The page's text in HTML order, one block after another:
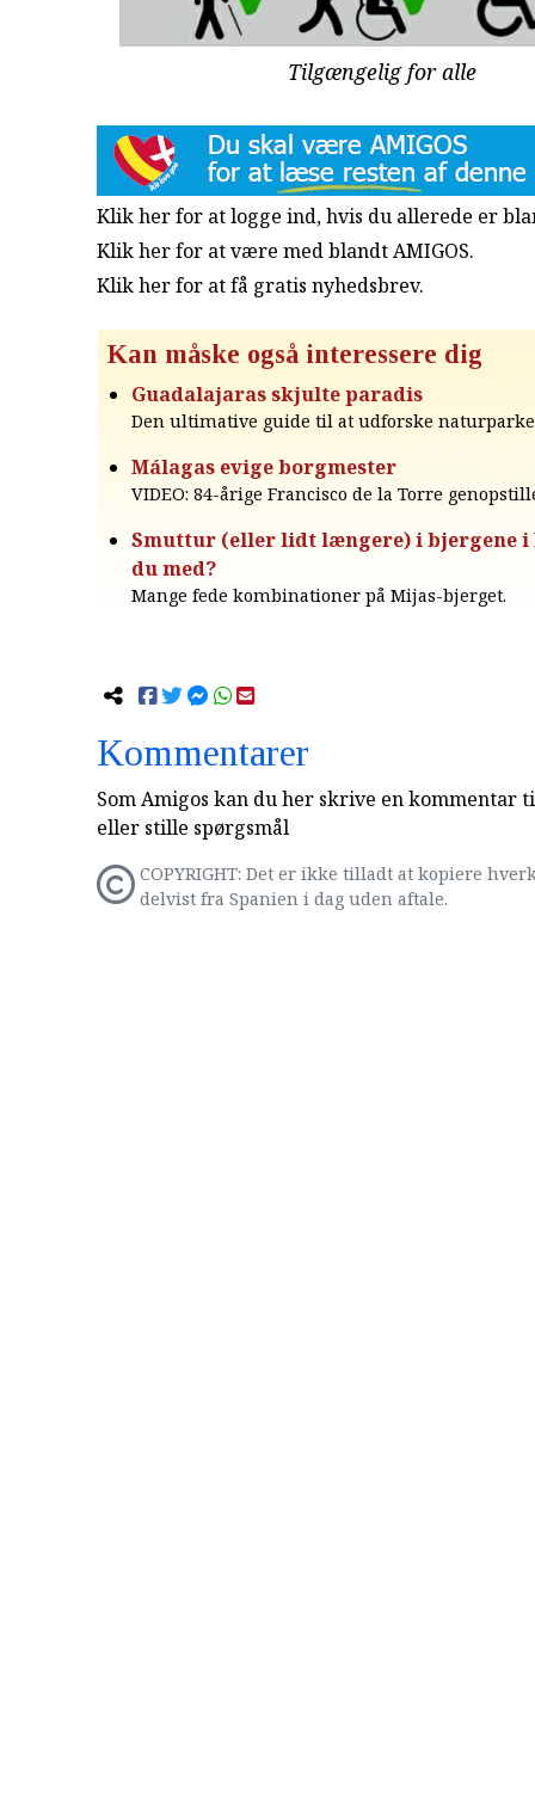
Tilgængelig for alle
Klik her for at logge ind, hvis du allerede er
Klik her for at være med blandt AMIGOS.
Klik her for at få gratis nyhedsbrev.
Kan måske også interessere dig
Guadalajaras skjulte paradis
Den ultimative guide til at udforske
Málagas evige borgmester
VIDEO: 84-årige Francisco de la Torre
Smuttur (eller lidt længere) i bjergene i
du med?
Mange fede kombinationer på Mijas-bjerget.
Kommentarer
Som Amigos kan du her skrive en kommentar
eller stille spørgsmål
COPYRIGHT: Det er ikke tilladt at kopiere
delvist fra Spanien i dag uden aftale.